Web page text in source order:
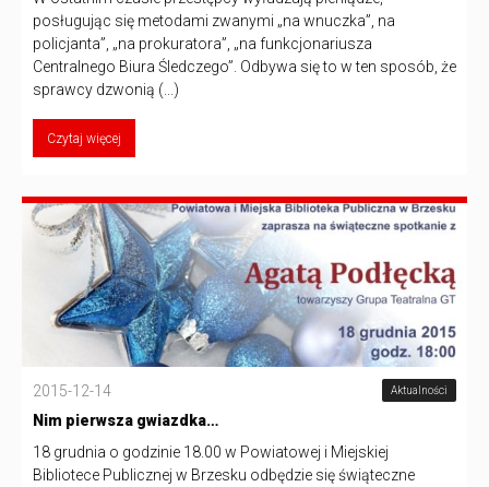
posługując się metodami zwanymi „na wnuczka”, na
policjanta”, „na prokuratora”, „na funkcjonariusza
Centralnego Biura Śledczego”. Odbywa się to w ten sposób, że
sprawcy dzwonią (...)
Czytaj więcej
2015-12-14 Aktualności
Nim pierwsza gwiazdka…
18 grudnia o godzinie 18.00 w Powiatowej i Miejskiej
Bibliotece Publicznej w Brzesku odbędzie się świąteczne